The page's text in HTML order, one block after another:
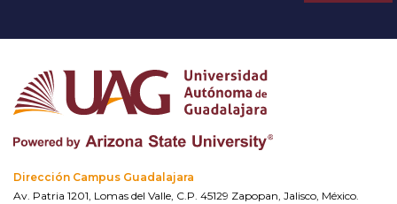
Dirección Campus Guadalajara
Av. Patria 1201, Lomas del Valle, C.P. 45129 Zapopan, Jalisco, México.